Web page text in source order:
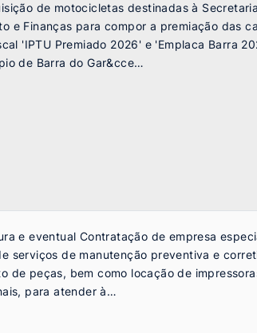
de motocicletas destinadas à
e Finanças para compor a premiação das
'IPTU Premiado 2026' e 'Emplaca Barra
de Barra do Gar&cce…
e eventual Contratação de empresa
serviços de manutenção preventiva e
de peças, bem como locação de
para atender à…